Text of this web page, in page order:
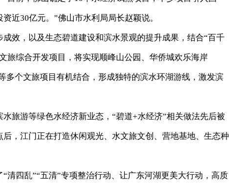
近30亿元。”佛山市水利局局长赵颖说。
效，以及生态碧道建设和滨水景观的提升成果，结合“百千
旅综合开发项目，将实现顺峰山公园、华侨城欢乐海岸
多个文旅项目有机结合，形成独特的滨水环湖游线，激发滨
旅游等绿色水经济新业态，“碧道+水经济”相关做法先后被
，江门正在打造休闲观光、水文旅文创、营地基地、生态种
清四乱”“五清”专项整治行动、让广东河湖更美大行动，高质